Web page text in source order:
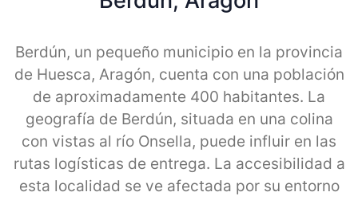
Berdún, un pequeño municipio en la provincia
de Huesca, Aragón, cuenta con una población
de aproximadamente 400 habitantes. La
geografía de Berdún, situada en una colina
con vistas al río Onsella, puede influir en las
rutas logísticas de entrega. La accesibilidad a
esta localidad se ve afectada por su entorno